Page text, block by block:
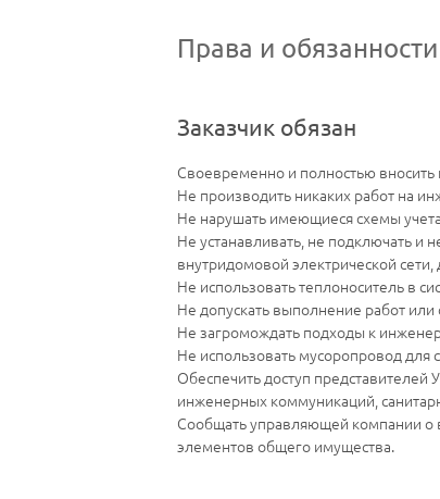
Права и
Заказчик обязан
Своевременно и полностью
Не производить никаких работ на
Не нарушать имеющиеся схемы
Не устанавливать, не подключать
внутридомовой электрической
Не использовать теплоноситель в
Не допускать выполнение работ
Не загромождать подходы к
Не использовать мусоропровод для
Обеспечить доступ
инженерных коммуникаций,
Сообщать управляющей компании о
элементов общего имущества.